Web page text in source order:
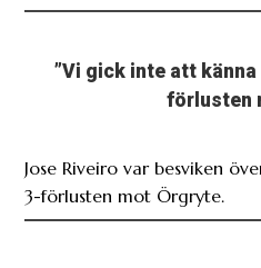
”Vi gick inte att
förlusten
Jose Riveiro var besviken
3-förlusten mot Örgryte.